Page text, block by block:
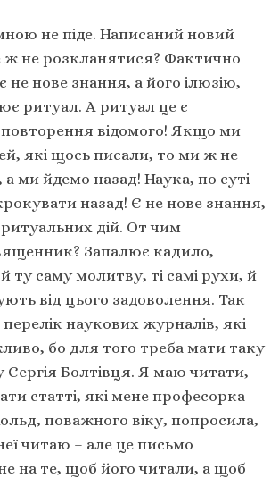
не піде. Написаний новий
ж не розкланятися? Фактично
не нове знання, а його ілюзію,
ритуал. А ритуал це є
повторення відомого! Якщо ми
які щось писали, то ми ж не
ми йдемо назад! Наука, по суті
назад! Є не нове знання,
дій. От чим
Запалює кадило,
ту саму молитву, ті самі рухи, й
від цього задоволення. Так
перелік наукових журналів, які
бо для того треба мати таку
Сергія Болтівця. Я маю читати,
статті, які мене професорка
поважного віку, попросила,
читаю – але це письмо
на те, щоб його читали, а щоб